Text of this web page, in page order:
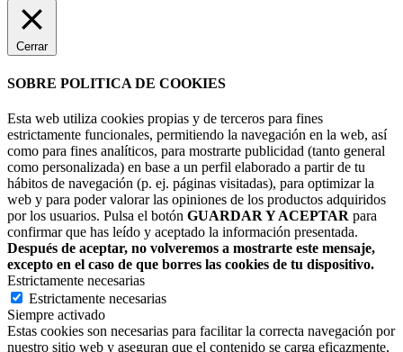
Cerrar
SOBRE POLITICA DE COOKIES
Esta web utiliza cookies propias y de terceros para fines
estrictamente funcionales, permitiendo la navegación en la web, así
como para fines analíticos, para mostrarte publicidad (tanto general
como personalizada) en base a un perfil elaborado a partir de tu
hábitos de navegación (p. ej. páginas visitadas), para optimizar la
web y para poder valorar las opiniones de los productos adquiridos
por los usuarios. Pulsa el botón GUARDAR Y ACEPTAR para
confirmar que has leído y aceptado la información presentada.
Después de aceptar, no volveremos a mostrarte este mensaje,
excepto en el caso de que borres las cookies de tu dispositivo.
Estrictamente necesarias
Estrictamente necesarias
Siempre activado
Estas cookies son necesarias para facilitar la correcta navegación por
nuestro sitio web y aseguran que el contenido se carga eficazmente,